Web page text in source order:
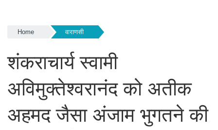
Home वाराणसी
शंकराचार्य स्वामी
अविमुक्तेश्वरानंद को अतीक
अहमद जैसा अंजाम भुगतने की